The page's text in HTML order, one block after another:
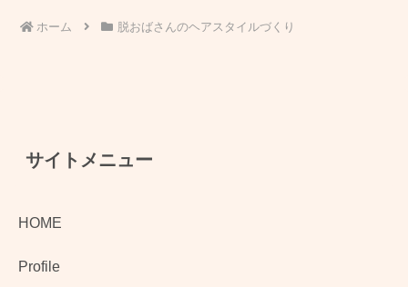
ホーム 脱おばさんのヘアスタイルづくり
サイトメニュー
HOME
Profile